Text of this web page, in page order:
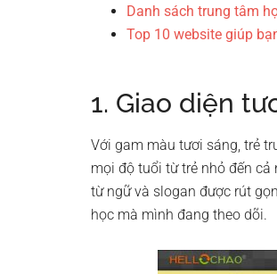
Danh sách trung tâm
Top 10 website giúp
1. Giao diện
Với gam màu tươi sáng, trẻ
mọi độ tuổi từ trẻ nhỏ đến
từ ngữ và slogan được rút
học mà mình đang theo dõi.